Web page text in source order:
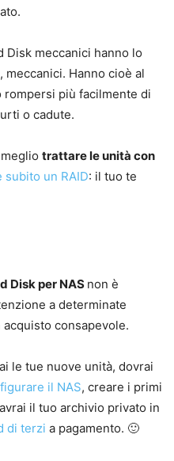
Disk meccanici hanno lo
Hanno cioè al
più facilmente di
o cadute.
trattare le unità con
un RAID: il tuo te
Disk per NAS non è
a determinate
consapevole.
le tue nuove unità, dovrai
il NAS, creare i primi
il tuo archivio privato in
di terzi a pagamento. 🙂